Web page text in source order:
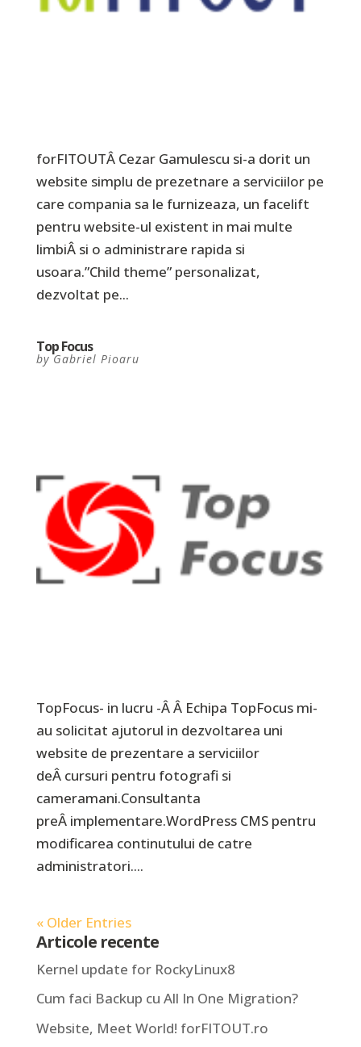
forFITOUTÂ Cezar Gamulescu si-a dorit un
website simplu de prezetnare a serviciilor pe
care compania sa le furnizeaza, un facelift
pentru website-ul existent in mai multe
limbiÂ si o administrare rapida si
usoara.”Child theme” personalizat,
dezvoltat pe...
Top Focus
byGabriel Pioaru
TopFocus- in lucru -Â Â Echipa TopFocus mi-
au solicitat ajutorul in dezvoltarea uni
website de prezentare a serviciilor
deÂ cursuri pentru fotografi si
cameramani.Consultanta
preÂ implementare.WordPress CMS pentru
modificarea continutului de catre
administratori....
« Older Entries
Articole recente
Kernel update for RockyLinux8
Cum faci Backup cu All In One Migration?
Website, Meet World! forFITOUT.ro